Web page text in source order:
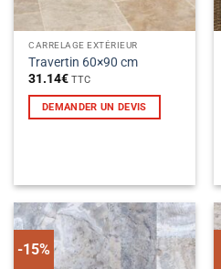
CARRELAGE EXTÉRIEUR
Travertin 60×90 cm
31.14€ TTC
DEMANDER UN DEVIS
-15%